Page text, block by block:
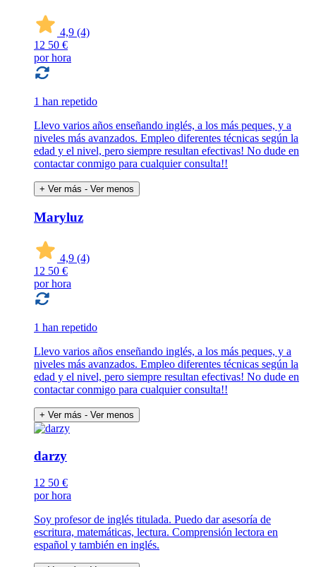
4,9 (4)
12 50 €
por hora
1 han repetido
Llevo varios años enseñando inglés, a los más peques, y a
niveles más avanzados. Empleo diferentes técnicas según la
edad y el nivel, pero siempre resultan efectivas! No dude en
contactar conmigo para cualquier consulta!!
+ Ver más - Ver menos
Maryluz
4,9 (4)
12 50 €
por hora
1 han repetido
Llevo varios años enseñando inglés, a los más peques, y a
niveles más avanzados. Empleo diferentes técnicas según la
edad y el nivel, pero siempre resultan efectivas! No dude en
contactar conmigo para cualquier consulta!!
+ Ver más - Ver menos
darzy
12 50 €
por hora
Soy profesor de inglés titulada. Puedo dar asesoría de
escritura, matemáticas, lectura. Comprensión lectora en
español y también en inglés.